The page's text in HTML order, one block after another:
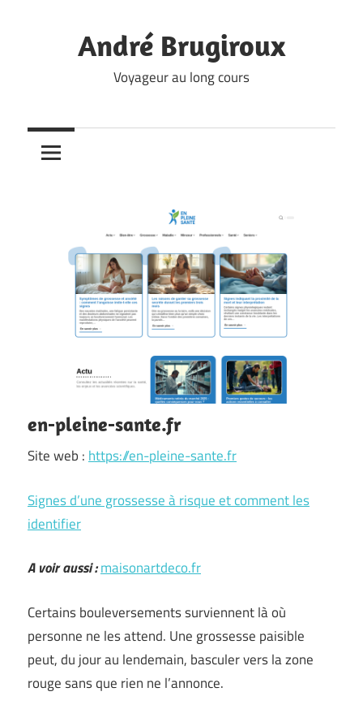
André Brugiroux
Voyageur au long cours
en-pleine-sante.fr
Site web : https://en-pleine-sante.fr
Signes d’une grossesse à risque et comment les
identifier
A voir aussi :maisonartdeco.fr
Certains bouleversements surviennent là où
personne ne les attend. Une grossesse paisible
peut, du jour au lendemain, basculer vers la zone
rouge sans que rien ne l’annonce.